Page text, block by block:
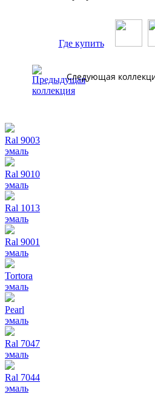
Где купить
Следующая
Ral 9003
эмаль
Ral 9010
эмаль
Ral 1013
эмаль
Ral 9001
эмаль
Tortora
эмаль
Pearl
эмаль
Ral 7047
эмаль
Ral 7044
эмаль